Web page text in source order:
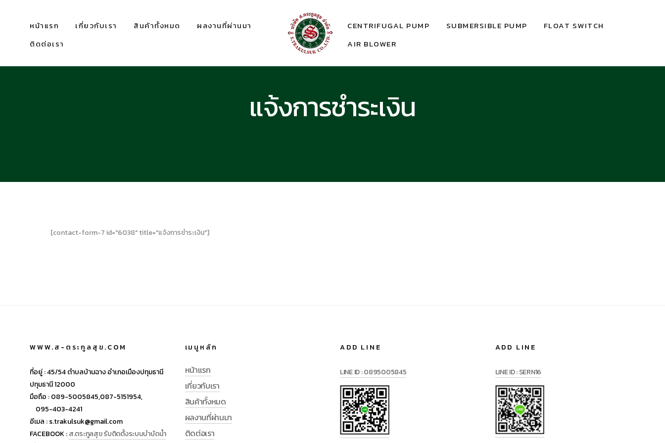
หน้าแรก เกี่ยวกับเรา สินค้าทั้งหมด
ผลงานที่ผ่านมา
ติดต่อเรา
CENTRIFUGAL PUMP SUBMERSIBLE PUMP
FLOAT SWITCH
AIR BLOWER
แจ้งการชำระเงิน
[contact-form-7 id="6038" title="แจ้งการชำระเงิน"]
WWW.ส-ตระกูลสุข.COM
ที่อยู่ :45/54 ตำบลบ้านฉาง อำเภอเมืองปทุมธานี
ปทุมธานี 12000
มือถือ :089-5005845,087-5151954,
095-403-4241
อีเมล :s.trakulsuk@gmail.com
FACEBOOK :ส.ตระกูลสุข รับติดตั้งระบบบำบัดน้ำ
เมนูหลัก
หน้าแรก
เกี่ยวกับเรา
สินค้าทั้งหมด
ผลงานที่ผ่านมา
ติดต่อเรา
ADD LINE
LINE ID : 0895005845
ADD LINE
LINE ID : SERN16